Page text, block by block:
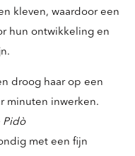
kleven, waardoor een
hun ontwikkeling en
droog haar op een
minuten inwerken.
Pidò
met een fijn